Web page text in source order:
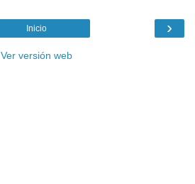
›
Inicio
Ver versión web